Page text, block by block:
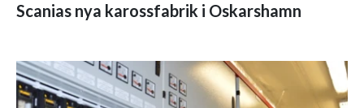
Scanias nya karossfabrik i Oskarshamn